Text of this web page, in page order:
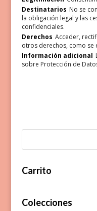
Destinatarios No se
la obligación legal y las
confidenciales.
Derechos Acceder,
otros derechos, como se
Información adicional
sobre Protección de
Carrito
Colecciones